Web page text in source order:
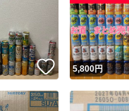
いいね！
5,800円